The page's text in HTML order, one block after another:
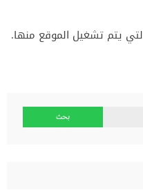
يتم تشغيل الموقع منها.